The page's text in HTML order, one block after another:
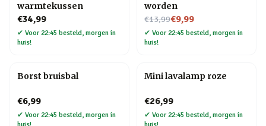
warmtekussen
€34,99
✔ Voor 22:45 besteld, morgen in
huis!
worden
€13,99
Nu voor€9,99
✔ Voor 22:45 besteld, morgen in
huis!
Borst bruisbal
€6,99
✔ Voor 22:45 besteld, morgen in
Mini lavalamp roze
€26,99
✔ Voor 22:45 besteld, morgen in